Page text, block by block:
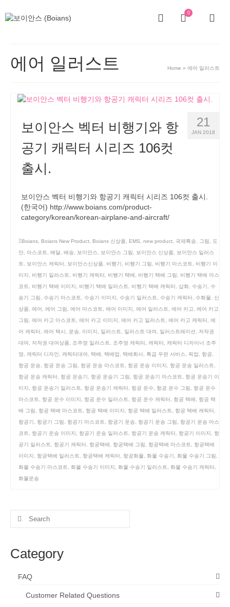
0
에어 일러스트 Home » 에어 일러스트
21
JAN 2018
보이안스 벡터 비행기와 항
공기 캐릭터 시리즈 106컷
출시.
보이안스 벡터 비행기와 항공기 캐릭터 시리즈 106컷 출시.
(한국어) http://www.boians.com/product-
category/korean/korean-airplane-and-aircraft/
Boians, Boians New Product, Boians 신상품, EMS, new product, 국제특송, 그림, 도
안, 마스코트, 배달, 배송, 보이안스, 보이안스 그림, 보이안스 신상품, 보이안스 일러스
트, 보이안스 캐릭터, 보이안스신상품, 비행기, 비행기 그림, 비행기 마스코트, 비행기 이
미지, 비행기 일러스트, 비행기 캐릭터, 비행기 택배, 비행기 택배 그림, 비행기 택배 마스
코트, 비행기 택배 이미지, 비행기 택배 일러스트, 비행기 택배 캐릭터, 삽화, 수송기, 수
송기 그림, 수송기 마스코트, 수송기 이미지, 수송기 일러스트, 수송기 캐릭터, 수화물, 신
상품, 에어, 에어 그림, 에어 마스코트, 에어 이미지, 에어 일러스트, 에어 카고, 에어 카고
그림, 에어 카고 마스코트, 에어 카고 이미지, 에어 카고 일러스트, 에어 카고 캐릭터, 에
어 캐릭터, 에어 택시, 운송, 이미지, 일러스트, 일러스트 대여, 일러스트레이션, 저작권
대여, 저작권 대여상품, 조주영 일러스트, 조주영 캐릭터, 캐릭터, 캐릭터 디자이너 조주
영, 캐릭터 디자인, 캐릭터대여, 택배, 택배업, 택배회사, 특급 우편 서비스, 픽업, 항공,
항공 운송, 항공 운송 그림, 항공 운송 마스코트, 항공 운송 이미지, 항공 운송 일러스트,
항공 운송 캐릭터, 항공 운송기, 항공 운송기 그림, 항공 운송기 마스코트, 항공 운송기 이
미지, 항공 운송기 일러스트, 항공 운송기 캐릭터, 항공 운수, 항공 운수 그림, 항공 운수
마스코트, 항공 운수 이미지, 항공 운수 일러스트, 항공 운수 캐릭터, 항공 택배, 항공 택
배 그림, 항공 택배 마스코트, 항공 택배 이미지, 항공 택배 일러스트, 항공 택배 캐릭터,
항공기, 항공기 그림, 항공기 마스코트, 항공기 운송, 항공기 운송 그림, 항공기 운송 마스
코트, 항공기 운송 이미지, 항공기 운송 일러스트, 항공기 운송 캐릭터, 항공기 이미지, 항
공기 일러스트, 항공기 캐릭터, 항공택배, 항공택배 그림, 항공택배 마스코트, 항공택배
이미지, 항공택배 일러스트, 항공택배 캐릭터, 항공화물, 화물 수송기, 화물 수송기 그림,
화물 수송기 마스코트, 화물 수송기 이미지, 화물 수송기 일러스트, 화물 수송기 캐릭터,
화물운송
Search
for:
Category
FAQ
Customer Related Questions